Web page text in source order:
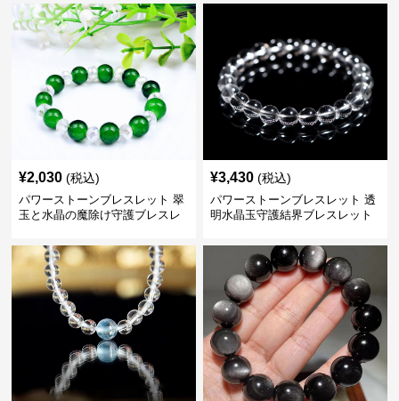
¥2,030 (税込)
パワーストーンブレスレット 翠
玉と水晶の魔除け守護ブレスレ
¥3,430 (税込)
パワーストーンブレスレット 透
明水晶玉守護結界ブレスレット